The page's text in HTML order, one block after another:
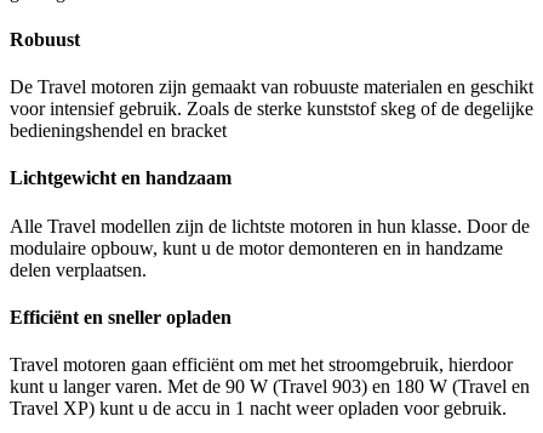
Robuust
De Travel motoren zijn gemaakt van robuuste materialen en geschikt
voor intensief gebruik. Zoals de sterke kunststof skeg of de degelijke
bedieningshendel en bracket
Lichtgewicht en handzaam
Alle Travel modellen zijn de lichtste motoren in hun klasse. Door de
modulaire opbouw, kunt u de motor demonteren en in handzame
delen verplaatsen.
Efficiënt en sneller opladen
Travel motoren gaan efficiënt om met het stroomgebruik, hierdoor
kunt u langer varen. Met de 90 W (Travel 903) en 180 W (Travel en
Travel XP) kunt u de accu in 1 nacht weer opladen voor gebruik.